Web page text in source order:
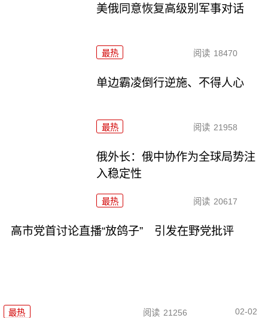
美俄同意恢复高级别军事对话
最热 阅读 18470
单边霸凌倒行逆施、不得人心
最热 阅读 21958
俄外长：俄中协作为全球局势注
入稳定性
最热 阅读 20617
高市党首讨论直播“放鸽子” 引发在野党批评
最热 阅读 21256 02-02